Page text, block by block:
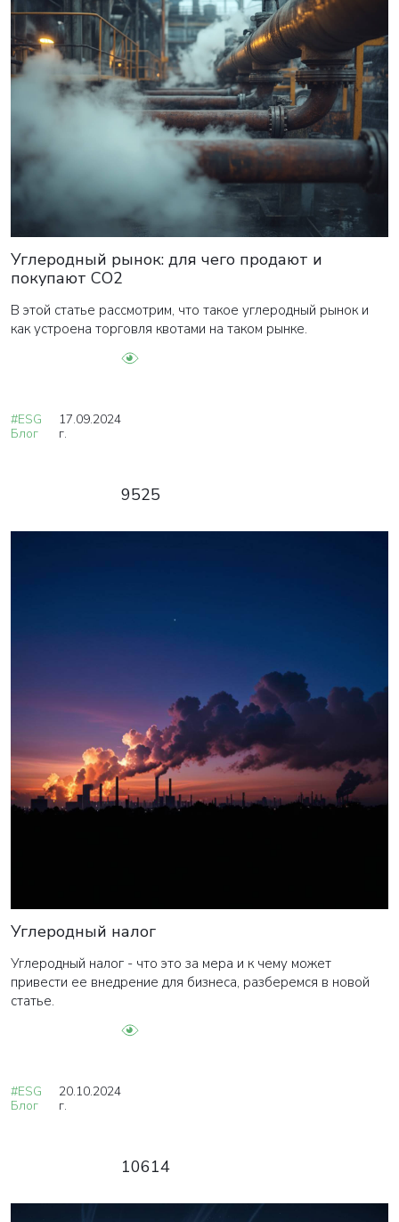
Углеродный рынок: для чего продают и
покупают СО2
В этой статье рассмотрим, что такое углеродный рынок и
как устроена торговля квотами на таком рынке.
#ESG
Блог
17.09.2024
г.
9525
Углеродный налог
Углеродный налог - что это за мера и к чему может
привести ее внедрение для бизнеса, разберемся в новой
статье.
#ESG
Блог
20.10.2024
г.
10614